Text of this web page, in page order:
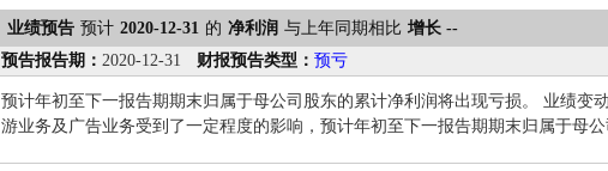
业绩预告 预计 2020-12-31 的 净利润 与上年同期相比 增长 --
预告报告期： 2020-12-31 财报预告类型： 预亏
预计年初至下一报告期期末归属于母公司股东的累计净利润将出现亏损。 业绩变
游业务及广告业务受到了一定程度的影响，预计年初至下一报告期期末归属于母公